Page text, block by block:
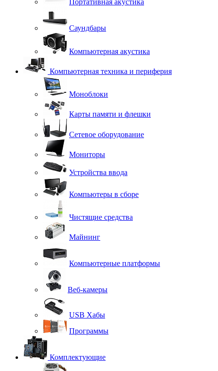
Портативная акустика
Саундбары
Компьютерная акустика
Компьютерная техника и периферия
Моноблоки
Карты памяти и флешки
Сетевое оборудование
Мониторы
Устройства ввода
Компьютеры в сборе
Чистящие средства
Майнинг
Компьютерные платформы
Веб-камеры
USB Хабы
Программы
Комплектующие